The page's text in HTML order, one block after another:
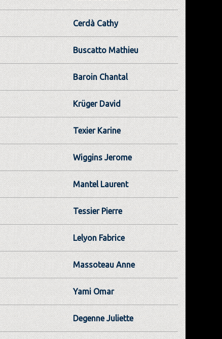
Cerdà Cathy
Buscatto Mathieu
Baroin Chantal
Krüger David
Texier Karine
Wiggins Jerome
Mantel Laurent
Tessier Pierre
Lelyon Fabrice
Massoteau Anne
Yami Omar
Degenne Juliette